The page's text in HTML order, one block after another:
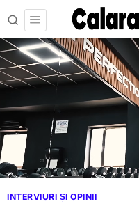
INTERVIURI ȘI OPINII